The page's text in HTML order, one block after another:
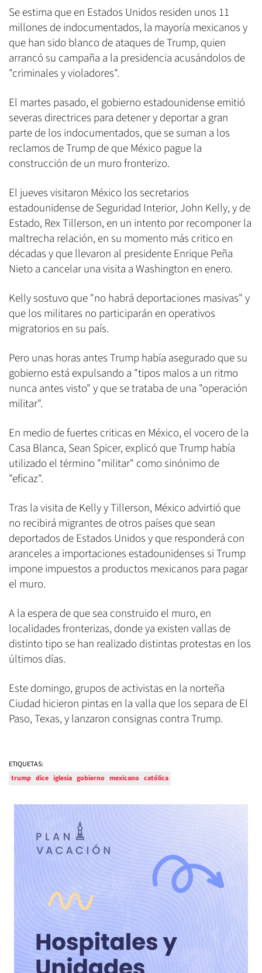
Se estima que en Estados Unidos residen unos 11
millones de indocumentados, la mayoría mexicanos y
que han sido blanco de ataques de Trump, quien
arrancó su campaña a la presidencia acusándolos de
"criminales y violadores".
El martes pasado, el gobierno estadounidense emitió
severas directrices para detener y deportar a gran
parte de los indocumentados, que se suman a los
reclamos de Trump de que México pague la
construcción de un muro fronterizo.
El jueves visitaron México los secretarios
estadounidense de Seguridad Interior, John Kelly, y de
Estado, Rex Tillerson, en un intento por recomponer la
maltrecha relación, en su momento más critico en
décadas y que llevaron al presidente Enrique Peña
Nieto a cancelar una visita a Washington en enero.
Kelly sostuvo que "no habrá deportaciones masivas" y
que los militares no participarán en operativos
migratorios en su país.
Pero unas horas antes Trump había asegurado que su
gobierno está expulsando a "tipos malos a un ritmo
nunca antes visto" y que se trataba de una "operación
militar".
En medio de fuertes criticas en México, el vocero de la
Casa Blanca, Sean Spicer, explicó que Trump había
utilizado el término "militar" como sinónimo de
"eficaz".
Tras la visita de Kelly y Tillerson, México advirtió que
no recibirá migrantes de otros países que sean
deportados de Estados Unidos y que responderá con
aranceles a importaciones estadounidenses si Trump
impone impuestos a productos mexicanos para pagar
el muro.
A la espera de que sea construido el muro, en
localidades fronterizas, donde ya existen vallas de
distinto tipo se han realizado distintas protestas en los
últimos días.
Este domingo, grupos de activistas en la norteña
Ciudad hicieron pintas en la valla que los separa de El
Paso, Texas, y lanzaron consignas contra Trump.
ETIQUETAS:
trump dice iglesia gobierno mexicano católica